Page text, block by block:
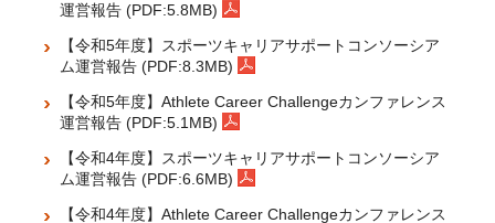
運営報告 (PDF:5.8MB)
【令和5年度】スポーツキャリアサポートコンソーシア
ム運営報告 (PDF:8.3MB)
【令和5年度】Athlete Career Challengeカンファレンス
運営報告 (PDF:5.1MB)
【令和4年度】スポーツキャリアサポートコンソーシア
ム運営報告 (PDF:6.6MB)
【令和4年度】Athlete Career Challengeカンファレンス